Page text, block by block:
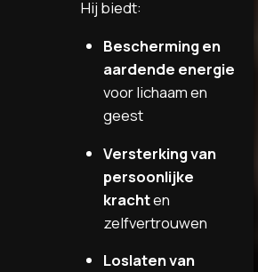
Hij biedt:
Bescherming en
aardende energie
voor lichaam en
geest
Versterking van
persoonlijke
krachten
zelfvertrouwen
Loslaten van